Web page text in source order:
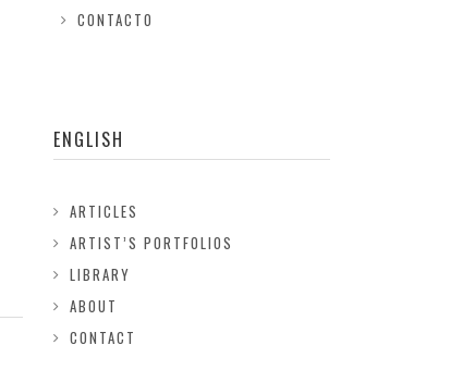
CONTACTO
ENGLISH
ARTICLES
ARTIST’S PORTFOLIOS
LIBRARY
ABOUT
CONTACT